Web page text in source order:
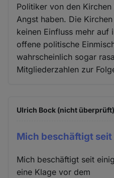
Politiker von den
Angst haben. Die
keinen Einfluss mehr auf
offene politische
wahrscheinlich sogar
Mitgliederzahlen zur
Ulrich Bock (nicht überprüft)
Mich beschäftigt
Mich beschäftigt seit
eine Klage vor dem